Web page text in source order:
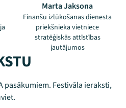
Marta Jaksona
Finanšu izlūkošanas dienesta
priekšnieka vietniece
stratēģiskās attīstības
jautājumos
pasākumiem. Festivāla ieraksti,